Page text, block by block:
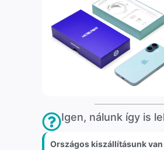
Igen, nálunk így is
Országos kiszállításunk van